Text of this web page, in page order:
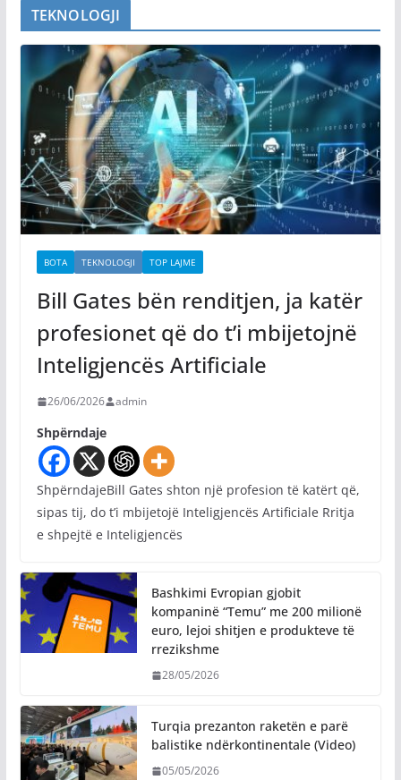
TEKNOLOGJI
BOTA TEKNOLOGJI TOP LAJME
Bill Gates bën renditjen, ja katër
profesionet që do t’i mbijetojnë
Inteligjencës Artificiale
26/06/2026 admin
Shpërndaje
ShpërndajeBill Gates shton një profesion të katërt që,
sipas tij, do t’i mbijetojë Inteligjencës Artificiale Rritja
e shpejtë e Inteligjencës
Bashkimi Evropian gjobit
kompaninë “Temu” me 200 milionë
euro, lejoi shitjen e produkteve të
rrezikshme
28/05/2026
Turqia prezanton raketën e parë
balistike ndërkontinentale (Video)
05/05/2026